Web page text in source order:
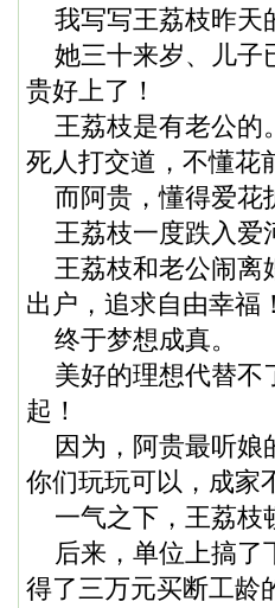
我写写王荔枝昨天
她三十来岁、儿子
贵好上了！
王荔枝是有老公的
死人打交道，不懂花
而阿贵，懂得爱花
王荔枝一度跌入爱
王荔枝和老公闹离
出户，追求自由幸福！
终于梦想成真。
美好的理想代替不
起！
因为，阿贵最听娘
你们玩玩可以，成家
一气之下，王荔枝
后来，单位上搞了
得了三万元买断工龄